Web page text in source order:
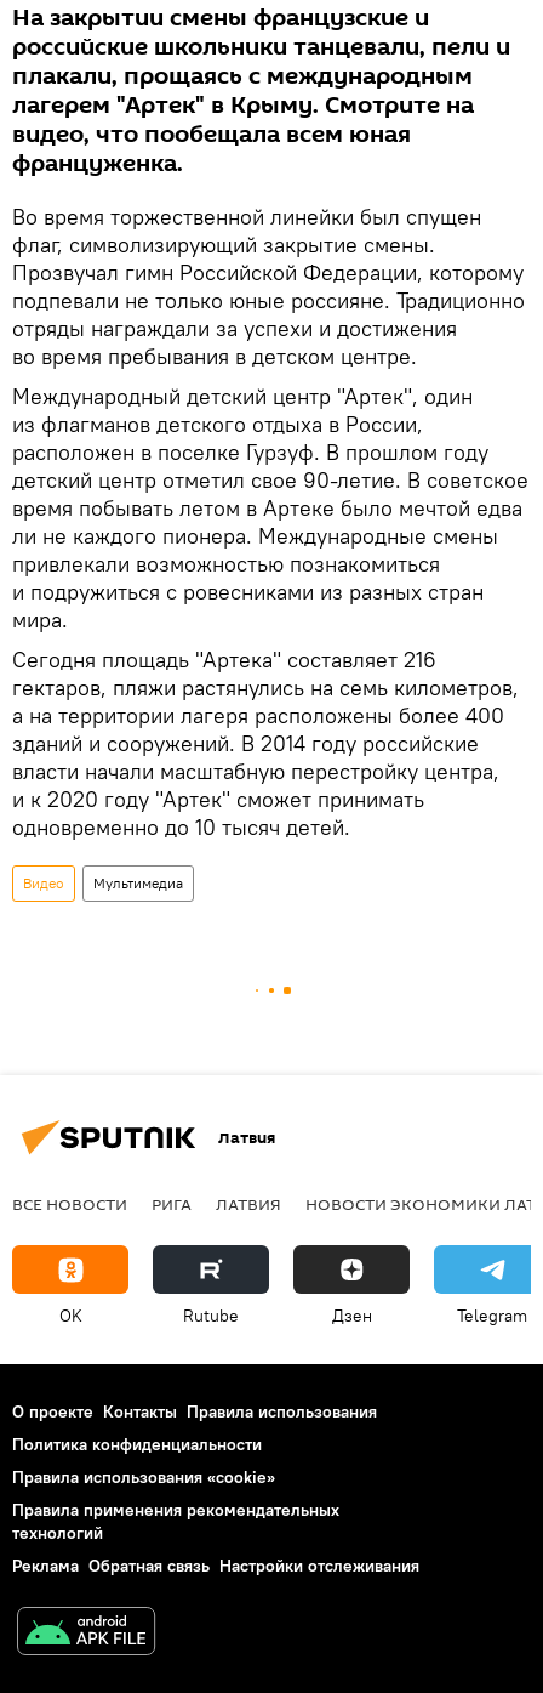
На закрытии смены французские и
российские школьники танцевали, пели и
плакали, прощаясь с международным
лагерем "Артек" в Крыму. Смотрите на
видео, что пообещала всем юная
француженка.
Во время торжественной линейки был спущен
флаг, символизирующий закрытие смены.
Прозвучал гимн Российской Федерации, которому
подпевали не только юные россияне. Традиционно
отряды награждали за успехи и достижения
во время пребывания в детском центре.
Международный детский центр "Артек", один
из флагманов детского отдыха в России,
расположен в поселке Гурзуф. В прошлом году
детский центр отметил свое 90-летие. В советское
время побывать летом в Артеке было мечтой едва
ли не каждого пионера. Международные смены
привлекали возможностью познакомиться
и подружиться с ровесниками из разных стран
мира.
Сегодня площадь "Артека" составляет 216
гектаров, пляжи растянулись на семь километров,
а на территории лагеря расположены более 400
зданий и сооружений. В 2014 году российские
власти начали масштабную перестройку центра,
и к 2020 году "Артек" сможет принимать
одновременно до 10 тысяч детей.
Видео Мультимедиа
Латвия
ВСЕ НОВОСТИ РИГА ЛАТВИЯ НОВОСТИ ЭКОНОМИКИ
OK Rutube Дзен Telegram
О проекте Контакты Правила использования
Политика конфиденциальности
Правила использования «cookie»
Правила применения рекомендательных
технологий
Реклама Обратная связь Настройки отслеживания